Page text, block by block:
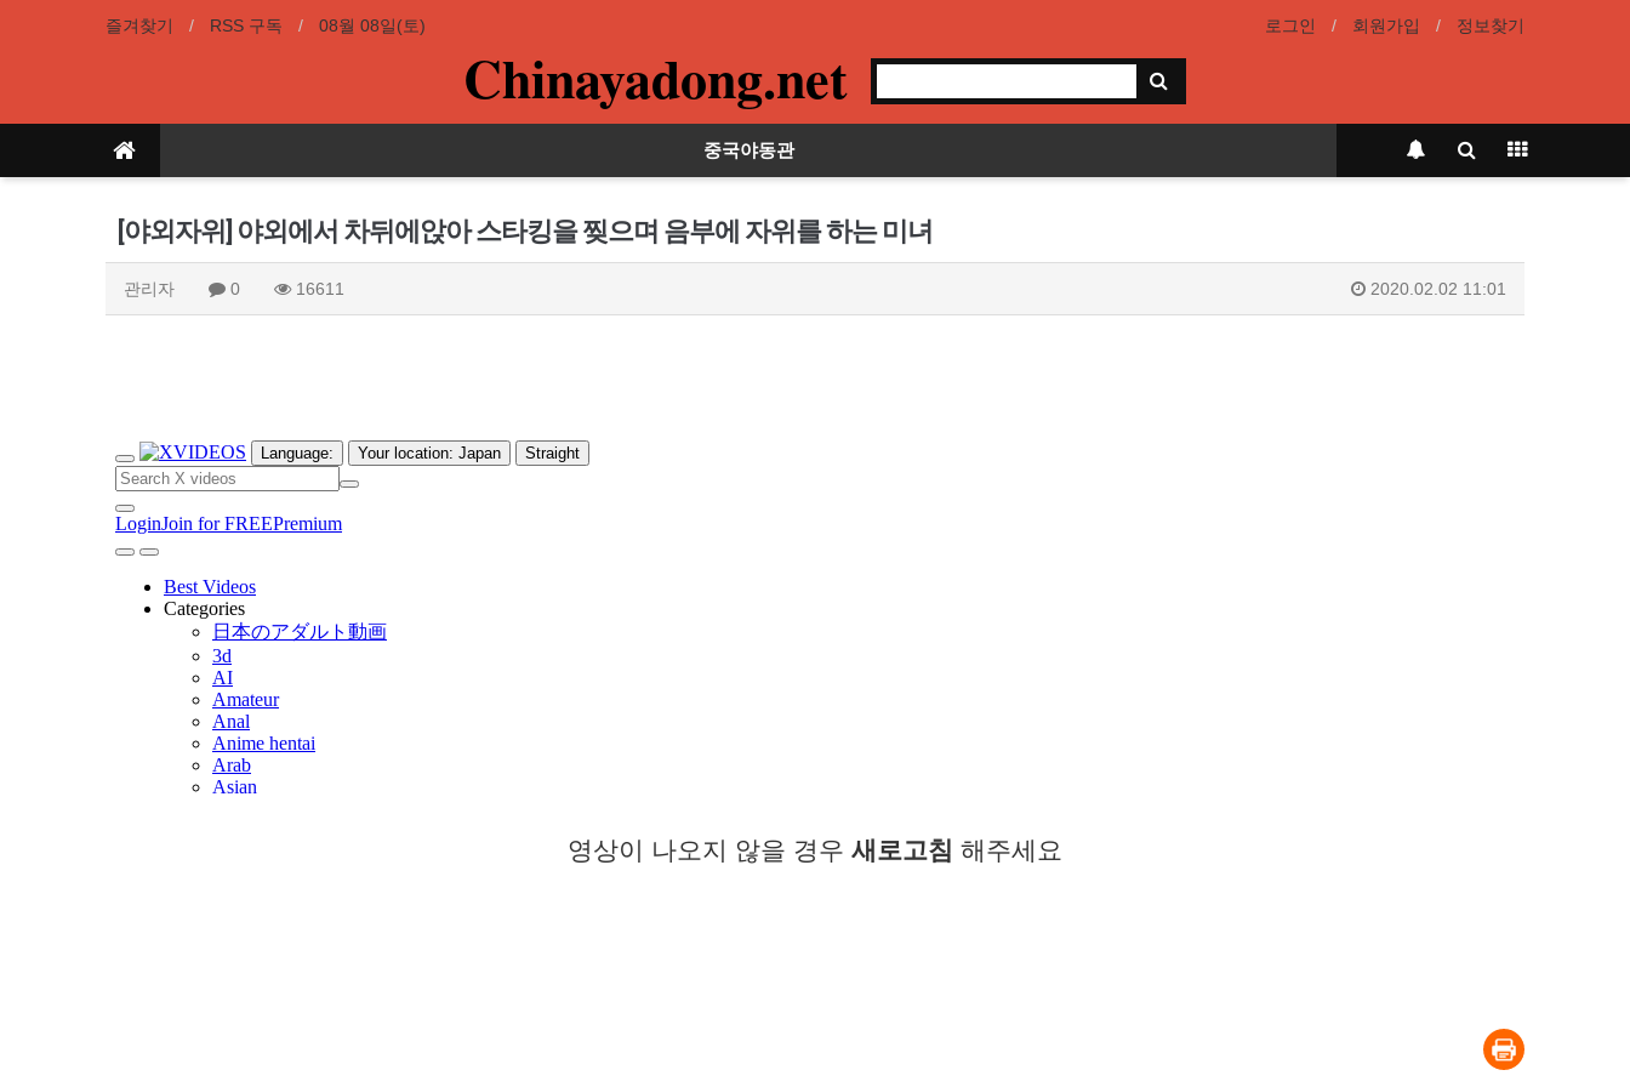
즐겨찾기 RSS 구독 08월 08일(토) 로그인 회원가입 정보찾기
Chinayadong.net
중국야동관
[야외자위] 야외에서 차뒤에앉아 스타킹을 찢으며 음부에 자위를 하는 미녀
관리자 0 16611 2020.02.02 11:01
영상이 나오지 않을 경우 새로고침 해주세요